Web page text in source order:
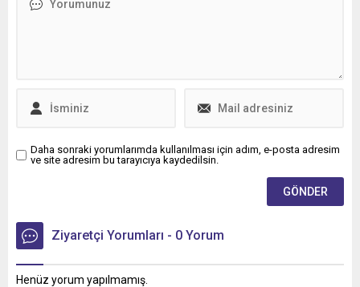
Daha sonraki yorumlarımda kullanılması için adım, e-posta adresim
ve site adresim bu tarayıcıya kaydedilsin.
Ziyaretçi Yorumları - 0 Yorum
Henüz yorum yapılmamış.